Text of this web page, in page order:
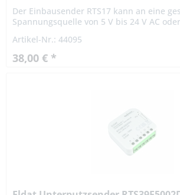
Der Einbausender RTS17 kann an eine
Spannungsquelle von 5 V bis 24 V AC
anliegt, wird für...
Artikel-Nr.: 44095
38,00 € *